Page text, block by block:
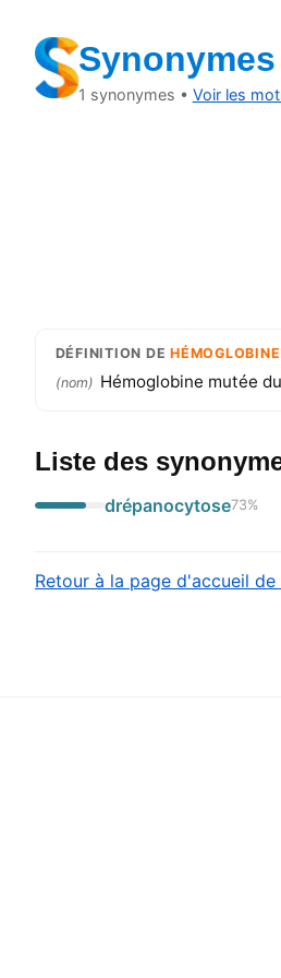
Synonymes
1 synonymes • Voir les
DÉFINITION DE
(nom) Hémoglobine mutée
Liste des
drépanocytose73%
Retour à la page d'accueil de